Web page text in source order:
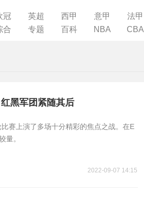
冠 英超 西甲 意甲 法甲
合
专题 百科 NBA CBA
黑军团紧随其后
赛上演了多场十分精彩的焦点之战。在E
量。
2022-09-07 14:15